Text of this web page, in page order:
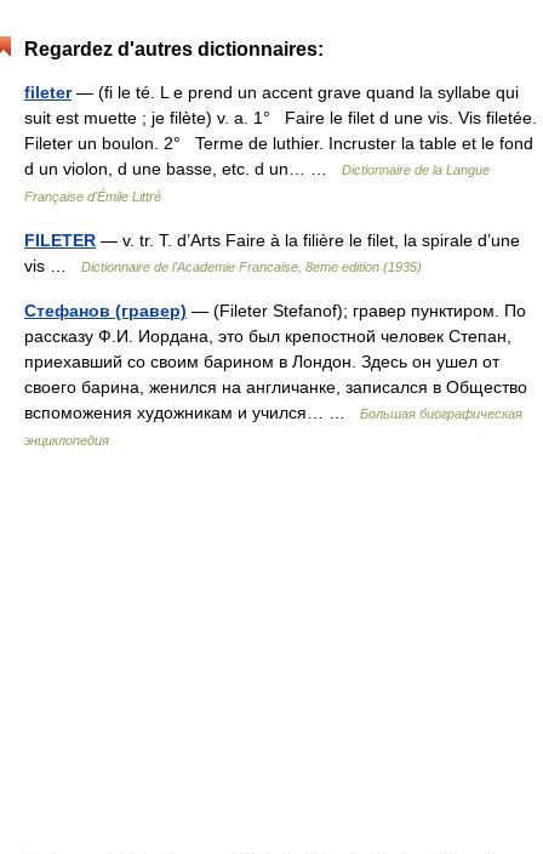
Regardez d'autres dictionnaires:
fileter— (fi le té. L e prend un accent grave quand la syllabe qui
suit est muette ; je filète) v. a. 1° Faire le filet d une vis. Vis filetée.
Fileter un boulon. 2° Terme de luthier. Incruster la table et le fond
d un violon, d une basse, etc. d un… …
Dictionnaire de la Langue
Française d'Émile Littré
FILETER — v. tr. T. d’Arts Faire à la filière le filet, la spirale d’une
vis …
Dictionnaire de l'Academie Francaise, 8eme edition (1935)
Стефанов (гравер) — (Fileter Stefanof); гравер пунктиром. По
рассказу Ф.И. Иордана, это был крепостной человек Степан,
приехавший со своим барином в Лондон. Здесь он ушел от
своего барина, женился на англичанке, записался в Общество
вспоможения художникам и учился… …
Большая биографическая
энциклопедия